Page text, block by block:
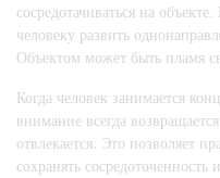
сосредотачиваться на
человеку развить
Объектом может быть пламя
Когда человек занимается
внимание всегда
отвлекается. Это позволяет
сохранять